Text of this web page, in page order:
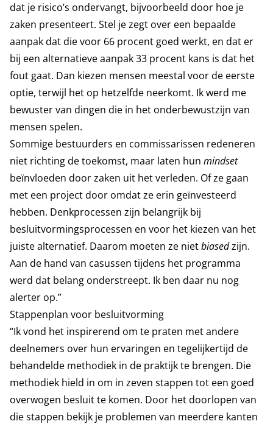
dat je risico’s ondervangt, bijvoorbeeld door hoe je
zaken presenteert. Stel je zegt over een bepaalde
aanpak dat die voor 66 procent goed werkt, en dat er
bij een alternatieve aanpak 33 procent kans is dat het
fout gaat. Dan kiezen mensen meestal voor de eerste
optie, terwijl het op hetzelfde neerkomt. Ik werd me
bewuster van dingen die in het onderbewustzijn van
mensen spelen.
Sommige bestuurders en commissarissen redeneren
niet richting de toekomst, maar laten hun mindset
beïnvloeden door zaken uit het verleden. Of ze gaan
met een project door omdat ze erin geïnvesteerd
hebben. Denkprocessen zijn belangrijk bij
besluitvormingsprocessen en voor het kiezen van het
juiste alternatief. Daarom moeten ze nietbiasedzijn.
Aan de hand van casussen tijdens het programma
werd dat belang onderstreept. Ik ben daar nu nog
alerter op.”
Stappenplan voor besluitvorming
“Ik vond het inspirerend om te praten met andere
deelnemers over hun ervaringen en tegelijkertijd de
behandelde methodiek in de praktijk te brengen. Die
methodiek hield in om in zeven stappen tot een goed
overwogen besluit te komen. Door het doorlopen van
die stappen bekijk je problemen van meerdere kanten